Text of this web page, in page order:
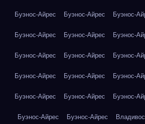
Буэнос-Айрес Буэнос-Айрес Буэнос-
Буэнос-Айрес Буэнос-Айрес Буэнос-
Буэнос-Айрес Буэнос-Айрес Буэнос-
Буэнос-Айрес Буэнос-Айрес Буэнос-
Буэнос-Айрес Буэнос-Айрес Буэнос-
Буэнос-Айрес Буэнос-Айрес